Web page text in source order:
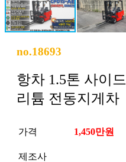
no.18693
항차 1.5톤 사이
리튬 전동지게차
가격 1,450만원
제조사